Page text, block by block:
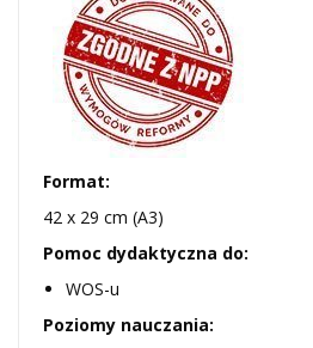
Format:
42 x 29 cm (A3)
Pomoc dydaktyczna do:
WOS-u
Poziomy nauczania: